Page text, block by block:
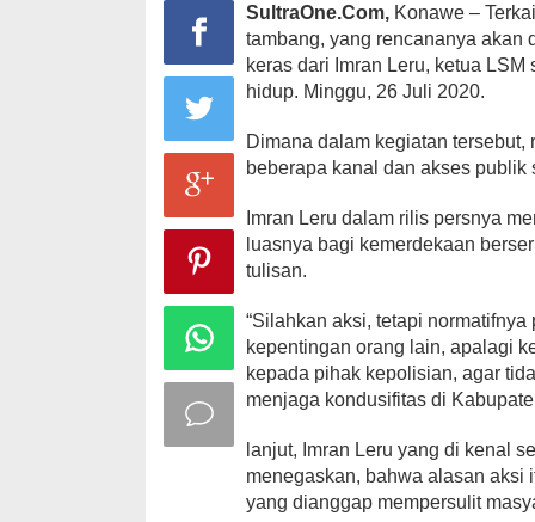
SultraOne.Com, Konawe –
tambang, yang rencananya akan
keras dari Imran Leru, ketua
hidup. Minggu, 26 Juli 2020.
Dimana dalam kegiatan
beberapa kanal dan akses
Imran Leru dalam rilis persnya
luasnya bagi kemerdekaan
tulisan.
“Silahkan aksi, tetapi
kepentingan orang lain, apalagi
kepada pihak kepolisian, agar
menjaga kondusifitas di
lanjut, Imran Leru yang di kenal
menegaskan, bahwa alasan aksi
yang dianggap mempersulit